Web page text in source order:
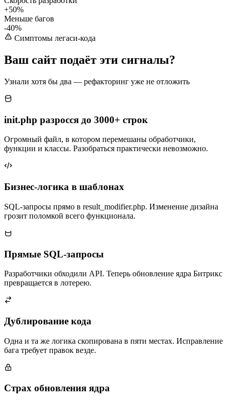
+50%
Меньше багов
-40%
Симптомы легаси-кода
Ваш сайт подаёт эти сигналы?
Узнали хотя бы два — рефакторинг уже не отложить
init.php разросся до 3000+ строк
Огромный файл, в котором перемешаны обработчики,
функции и классы. Разобраться практически невозможно.
Бизнес-логика в шаблонах
SQL-запросы прямо в result_modifier.php. Изменение дизайна
грозит поломкой всего функционала.
Прямые SQL-запросы
Разработчики обходили API. Теперь обновление ядра Битрикс
превращается в лотерею.
Дублирование кода
Одна и та же логика скопирована в пяти местах. Исправление
бага требует правок везде.
Страх обновления ядра